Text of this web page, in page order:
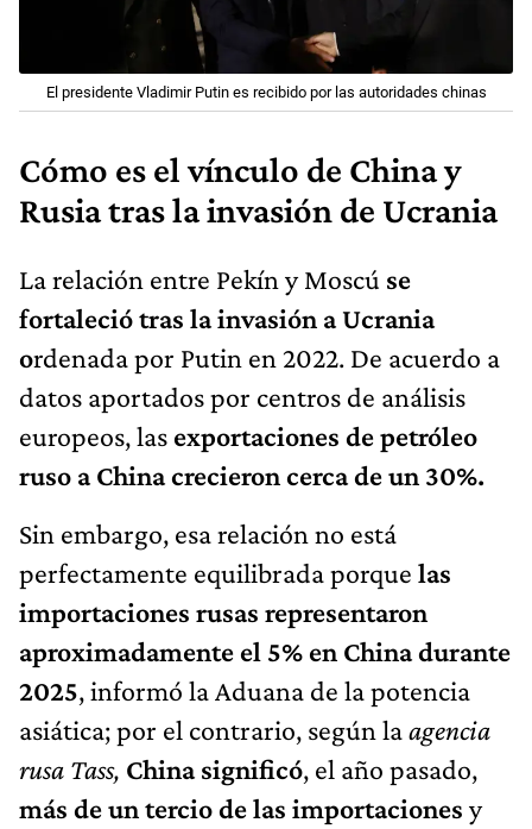
El presidente Vladimir Putin es recibido por las autoridades chinas
Cómo es el vínculo de China y
Rusia tras la invasión de Ucrania
La relación entre Pekín y Moscú se
fortaleció tras la invasión a Ucrania
ordenada por Putin en 2022. De acuerdo a
datos aportados por centros de análisis
europeos, las exportaciones de petróleo
ruso a China crecieron cerca de un 30%.
Sin embargo, esa relación no está
perfectamente equilibrada porque las
importaciones rusas representaron
aproximadamente el 5% en China durante
2025, informó la Aduana de la potencia
asiática; por el contrario, según laagencia
rusa Tass, China significó, el año pasado,
más de un tercio de las importaciones y